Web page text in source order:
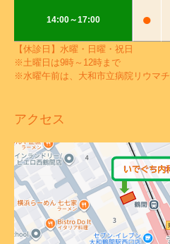
14:00～17:00 ●
【休診日】水曜・日曜・祝日
※土曜日は9時～12時まで
※水曜午前は、大和市立病院リウマチ
アクセス